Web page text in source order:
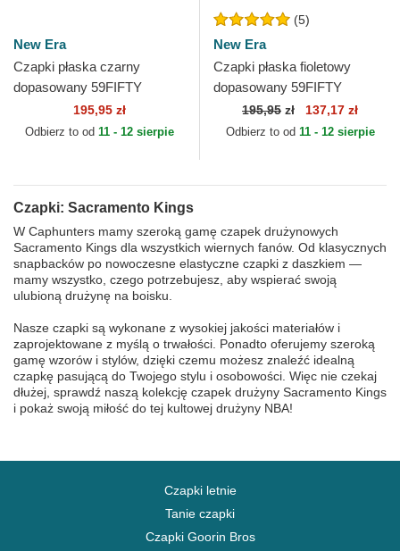
New Era
Czapki płaska czarny
dopasowany 59FIFTY
Classic Sacramento Kings
NBA New Era
195,95 zł
Odbierz to od 11 - 12 sierpie
(5)
New Era
Czapki płaska fioletowy
dopasowany 59FIFTY
Classic Sacramento Kings
NBA New Era
195,95 zł 137,17 zł
Odbierz to od 11 - 12 sierpie
Czapki: Sacramento Kings
W Caphunters mamy szeroką gamę czapek drużynowych
Sacramento Kings dla wszystkich wiernych fanów. Od klasycznych
snapbacków po nowoczesne elastyczne czapki z daszkiem —
mamy wszystko, czego potrzebujesz, aby wspierać swoją
ulubioną drużynę na boisku.
Nasze czapki są wykonane z wysokiej jakości materiałów i
zaprojektowane z myślą o trwałości. Ponadto oferujemy szeroką
gamę wzorów i stylów, dzięki czemu możesz znaleźć idealną
czapkę pasującą do Twojego stylu i osobowości. Więc nie czekaj
dłużej, sprawdź naszą kolekcję czapek drużyny Sacramento Kings
i pokaż swoją miłość do tej kultowej drużyny NBA!
Czapki letnie
Tanie czapki
Czapki Goorin Bros